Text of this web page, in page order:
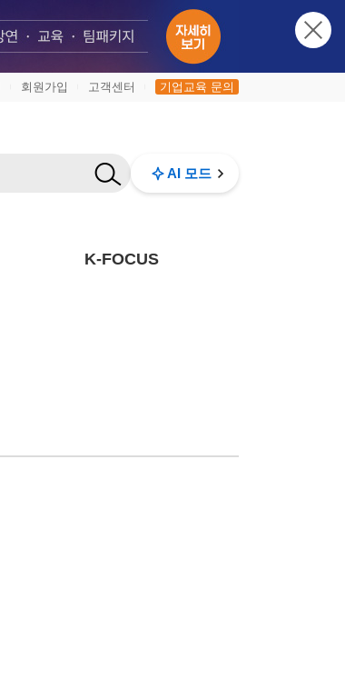
회원가입 고객센터 기업교육 문의
AI 모드
K-FOCUS